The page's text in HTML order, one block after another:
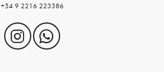
+54 9 2216 223386